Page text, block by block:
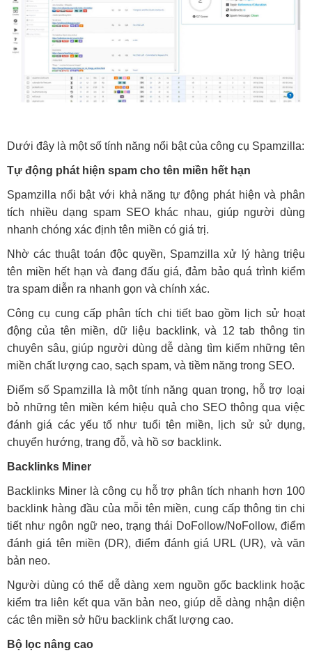
Dưới đây là một số tính năng nổi bật của công cụ Spamzilla:
Tự động phát hiện spam cho tên miền hết hạn
Spamzilla nổi bật với khả năng tự động phát hiện và phân
tích nhiều dạng spam SEO khác nhau, giúp người dùng
nhanh chóng xác định tên miền có giá trị.
Nhờ các thuật toán độc quyền, Spamzilla xử lý hàng triệu
tên miền hết hạn và đang đấu giá, đảm bảo quá trình kiểm
tra spam diễn ra nhanh gọn và chính xác.
Công cụ cung cấp phân tích chi tiết bao gồm lịch sử hoạt
động của tên miền, dữ liệu backlink, và 12 tab thông tin
chuyên sâu, giúp người dùng dễ dàng tìm kiếm những tên
miền chất lượng cao, sạch spam, và tiềm năng trong SEO.
Điểm số Spamzilla là một tính năng quan trọng, hỗ trợ loại
bỏ những tên miền kém hiệu quả cho SEO thông qua việc
đánh giá các yếu tố như tuổi tên miền, lịch sử sử dụng,
chuyển hướng, trang đỗ, và hồ sơ backlink.
Backlinks Miner
Backlinks Miner là công cụ hỗ trợ phân tích nhanh hơn 100
backlink hàng đầu của mỗi tên miền, cung cấp thông tin chi
tiết như ngôn ngữ neo, trạng thái DoFollow/NoFollow, điểm
đánh giá tên miền (DR), điểm đánh giá URL (UR), và văn
bản neo.
Người dùng có thể dễ dàng xem nguồn gốc backlink hoặc
kiểm tra liên kết qua văn bản neo, giúp dễ dàng nhận diện
các tên miền sở hữu backlink chất lượng cao.
Bộ lọc nâng cao